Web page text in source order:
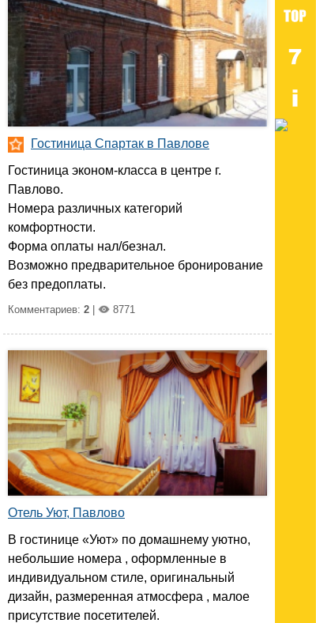
Гостиница Спартак в Павлове
Гостиница эконом-класса в центре г.
Павлово.
Номера различных категорий
комфортности.
Форма оплаты нал/безнал.
Возможно предварительное бронирование
без предоплаты.
Комментариев: 2 8771
Отель Уют, Павлово
В гостинице «Уют» по домашнему уютно,
небольшие номера , оформленные в
индивидуальном стиле, оригинальный
дизайн, размеренная атмосфера , малое
присутствие посетителей.